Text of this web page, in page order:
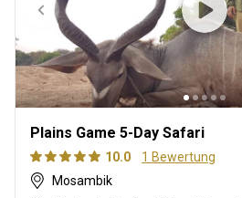
Plains Game 5-Day Safari
10.0
1 Bewertung
Mosambik